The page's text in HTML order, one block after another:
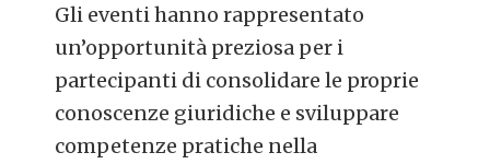
Gli eventi hanno rappresentato
un’opportunità preziosa per i
partecipanti di consolidare le proprie
conoscenze giuridiche e sviluppare
competenze pratiche nella